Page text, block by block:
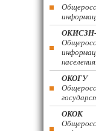
ОКИСЗН-
ОКОГУ
ОКОК